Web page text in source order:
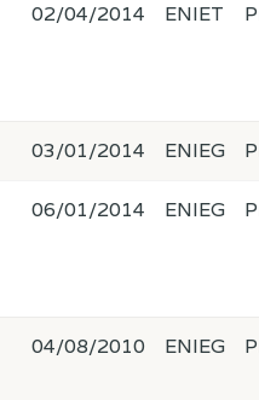
02/04/2014 ENIET
03/01/2014 ENIEG
06/01/2014 ENIEG
04/08/2010 ENIEG